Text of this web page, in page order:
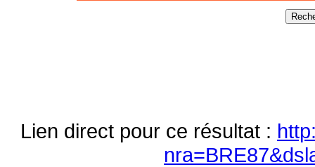
Lien direct pour ce résultat :